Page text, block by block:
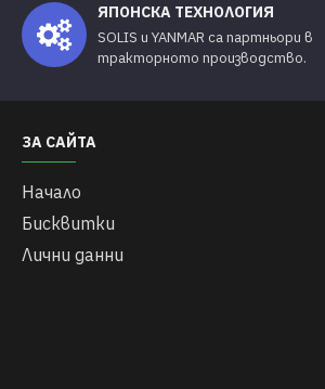
ЯПОНСКА ТЕХНОЛОГИЯ
SOLIS и YANMAR са партньори в
тракторното производство.
ЗА САЙТА
Начало
Бисквитки
Лични данни